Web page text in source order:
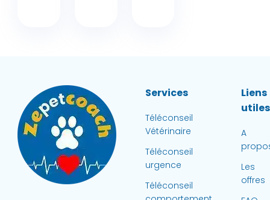
Services
Téléconseil
Vétérinaire
Téléconseil
urgence
Téléconseil
Liens
utiles
A
Les
offres